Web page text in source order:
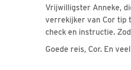
Vrijwilligster Anneke,
verrekijker van Cor tip
check en instructie.
Goede reis, Cor. En